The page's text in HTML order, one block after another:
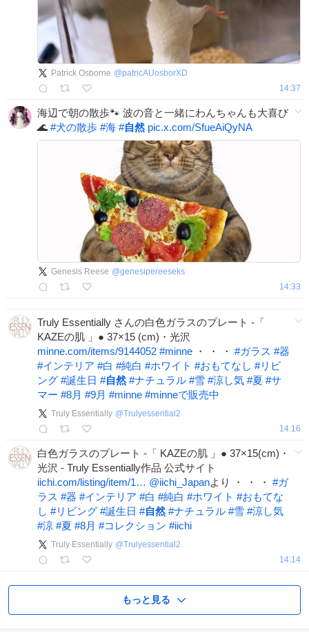
Patrick Osborne @patricAUosborXD
14:37
海辺で朝の散歩🐾 波の音と一緒にわんちゃんも大喜び
🌊 #犬の散歩 #海 #自然 pic.x.com/SfueAiQyNA
Genesis Reese @genesipereeseks
14:33
Truly Essentially さんの白色ガラスのプレート -「
KAZEの肌 」● 37×15 (cm)・光沢
minne.com/items/9144052 #minne ・ ・ ・ #ガラス #器
#インテリア #白 #純白 #ホワイト #おもてなし #リビ
ング #誕生日 #自然 #ナチュラル #雪 #涼し気 #夏 #サ
マー #8月 #9月 #minne #minneで販売中
Truly Essentially @Trulyessential2
14:16
白色ガラスのプレート -「 KAZEの肌 」● 37×15(cm)・
光沢 - Truly Essentially作品 公式サイト
iichi.com/listing/item/1… @iichi_Japanより ・ ・ ・ #ガ
ラス #器 #インテリア #白 #純白 #ホワイト #おもてな
し #リビング #誕生日 #自然 #ナチュラル #雪 #涼し気
#涼 #夏 #8月 #コレクション #iichi
Truly Essentially @Trulyessential2
14:14
もっと見る